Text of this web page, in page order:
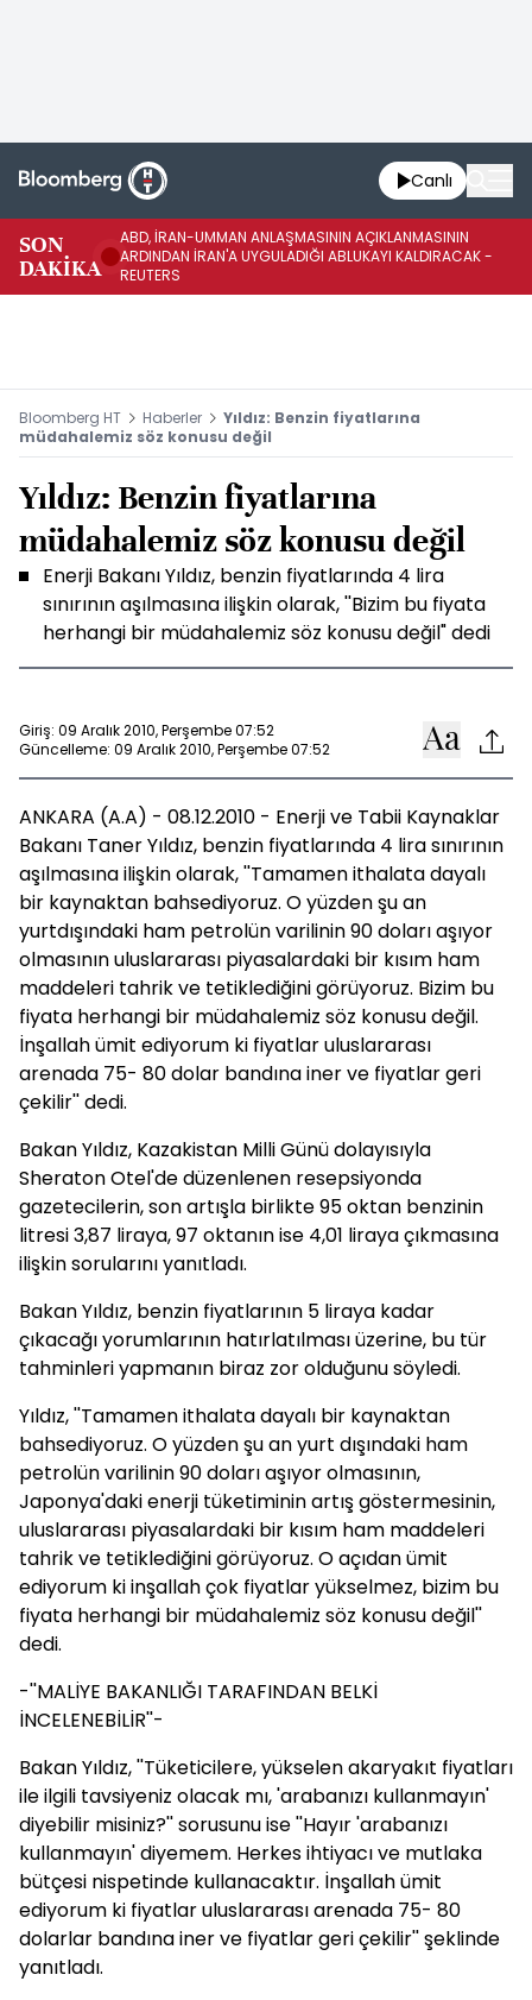
Canlı
SON
DAKİKA
ABD, İRAN-UMMAN ANLAŞMASININ AÇIKLANMASININ
ARDINDAN İRAN'A UYGULADIĞI ABLUKAYI KALDIRACAK -
REUTERS
Bloomberg HT Haberler
Yıldız: Benzin fiyatlarına
müdahalemiz söz konusu değil
Yıldız: Benzin fiyatlarına
müdahalemiz söz konusu değil
Enerji Bakanı Yıldız, benzin fiyatlarında 4 lira
sınırının aşılmasına ilişkin olarak, ''Bizim bu fiyata
herhangi bir müdahalemiz söz konusu değil" dedi
Giriş: 09 Aralık 2010, Perşembe 07:52
Güncelleme: 09 Aralık 2010, Perşembe 07:52
ANKARA (A.A) - 08.12.2010 - Enerji ve Tabii Kaynaklar
Bakanı Taner Yıldız, benzin fiyatlarında 4 lira sınırının
aşılmasına ilişkin olarak, ''Tamamen ithalata dayalı
bir kaynaktan bahsediyoruz. O yüzden şu an
yurtdışındaki ham petrolün varilinin 90 doları aşıyor
olmasının uluslararası piyasalardaki bir kısım ham
maddeleri tahrik ve tetiklediğini görüyoruz. Bizim bu
fiyata herhangi bir müdahalemiz söz konusu değil.
İnşallah ümit ediyorum ki fiyatlar uluslararası
arenada 75- 80 dolar bandına iner ve fiyatlar geri
çekilir'' dedi.
Bakan Yıldız, Kazakistan Milli Günü dolayısıyla
Sheraton Otel'de düzenlenen resepsiyonda
gazetecilerin, son artışla birlikte 95 oktan benzinin
litresi 3,87 liraya, 97 oktanın ise 4,01 liraya çıkmasına
ilişkin sorularını yanıtladı.
Bakan Yıldız, benzin fiyatlarının 5 liraya kadar
çıkacağı yorumlarının hatırlatılması üzerine, bu tür
tahminleri yapmanın biraz zor olduğunu söyledi.
Yıldız, ''Tamamen ithalata dayalı bir kaynaktan
bahsediyoruz. O yüzden şu an yurt dışındaki ham
petrolün varilinin 90 doları aşıyor olmasının,
Japonya'daki enerji tüketiminin artış göstermesinin,
uluslararası piyasalardaki bir kısım ham maddeleri
tahrik ve tetiklediğini görüyoruz. O açıdan ümit
ediyorum ki inşallah çok fiyatlar yükselmez, bizim bu
fiyata herhangi bir müdahalemiz söz konusu değil''
dedi.
-''MALİYE BAKANLIĞI TARAFINDAN BELKİ
İNCELENEBİLİR''-
Bakan Yıldız, ''Tüketicilere, yükselen akaryakıt fiyatları
ile ilgili tavsiyeniz olacak mı, 'arabanızı kullanmayın'
diyebilir misiniz?'' sorusunu ise ''Hayır 'arabanızı
kullanmayın' diyemem. Herkes ihtiyacı ve mutlaka
bütçesi nispetinde kullanacaktır. İnşallah ümit
ediyorum ki fiyatlar uluslararası arenada 75- 80
dolarlar bandına iner ve fiyatlar geri çekilir'' şeklinde
yanıtladı.